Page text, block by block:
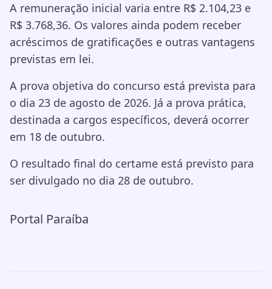
A remuneração inicial varia entre R$ 2.104,23 e
R$ 3.768,36. Os valores ainda podem receber
acréscimos de gratificações e outras vantagens
previstas em lei.
A prova objetiva do concurso está prevista para
o dia 23 de agosto de 2026. Já a prova prática,
destinada a cargos específicos, deverá ocorrer
em 18 de outubro.
O resultado final do certame está previsto para
ser divulgado no dia 28 de outubro.
Portal Paraíba